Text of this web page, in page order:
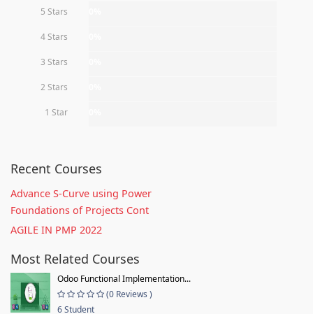
5 Stars
4 Stars
3 Stars
2 Stars
1 Star
Recent Courses
Advance S-Curve using Power
Foundations of Projects Cont
AGILE IN PMP 2022
Most Related Courses
Odoo Functional Implementation...
(0 Reviews )
6 Student